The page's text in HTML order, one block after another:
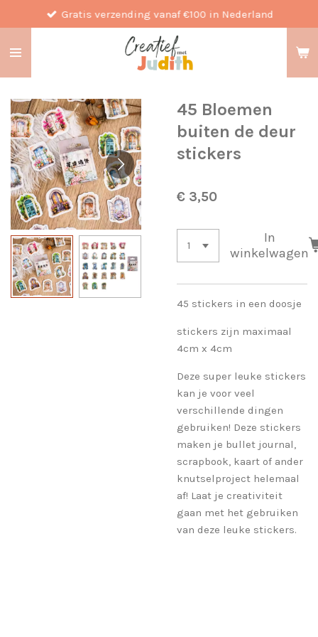
direct
naar
Gratis verzending vanaf €100 in Nederland
45 Bloemen
buiten de deur
stickers
€ 3,50
In
winkelwagen
45 stickers in een doosje
stickers zijn maximaal
4cm x 4cm
Deze super leuke stickers
kan je voor veel
verschillende dingen
gebruiken! Deze stickers
maken je bullet journal,
scrapbook, kaart of ander
knutselproject helemaal
af! Laat je creativiteit
gaan met het gebruiken
van deze leuke stickers.